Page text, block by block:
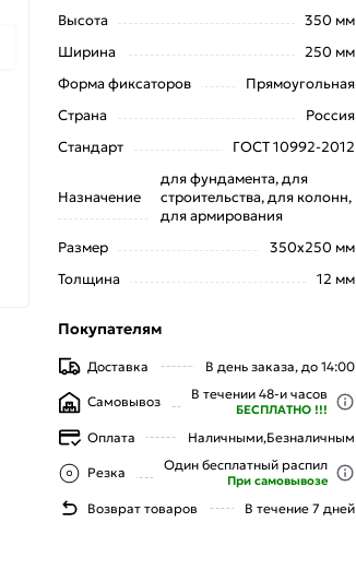
Высота
350 мм
Ширина
250 мм
Форма фиксаторов
Прямоугольная
Страна
Россия
Стандарт
ГОСТ 10992-2012
Назначение
для фундамента, для
строительства, для колонн,
для армирования
Размер
350x250 мм
Толщина
12 мм
Покупателям
Доставка В день заказа, до 14:00
Самовывоз В течении 48-и часов
БЕСПЛАТНО !!!
Оплата Наличными,Безналичным
Резка Один бесплатный распил
При самовывозе
Возврат товаров В течение 7 дней